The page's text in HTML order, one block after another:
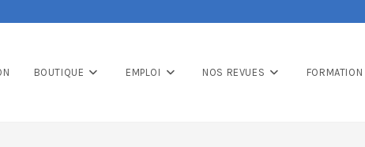
BOUTIQUE EMPLOI NOS REVUES FORMATION